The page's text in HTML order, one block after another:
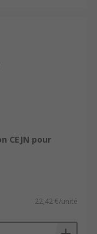
CEJN pour
22,42 €/unité